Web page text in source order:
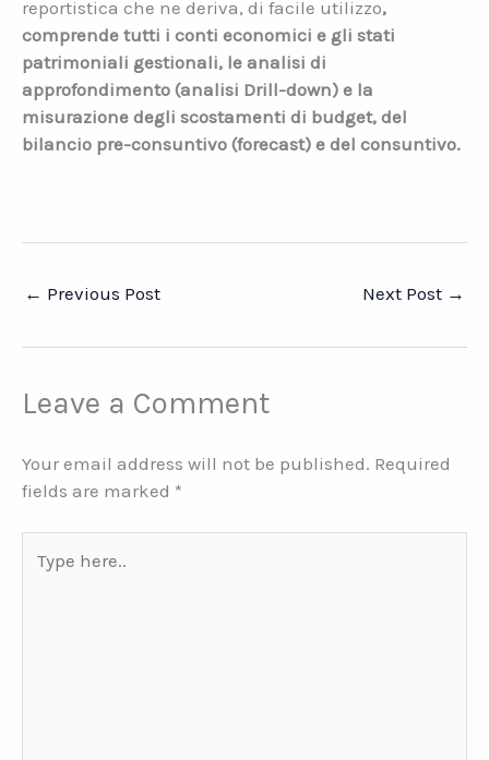
reportistica che ne deriva, di facile utilizzo,
comprende tutti i conti economici e gli stati
patrimoniali gestionali, le analisi di
approfondimento (analisi Drill-down) e la
misurazione degli scostamenti di budget, del
bilancio pre-consuntivo (forecast) e del consuntivo.
← Previous Post Next Post →
Leave a Comment
Your email address will not be published. Required
fields are marked *
here..